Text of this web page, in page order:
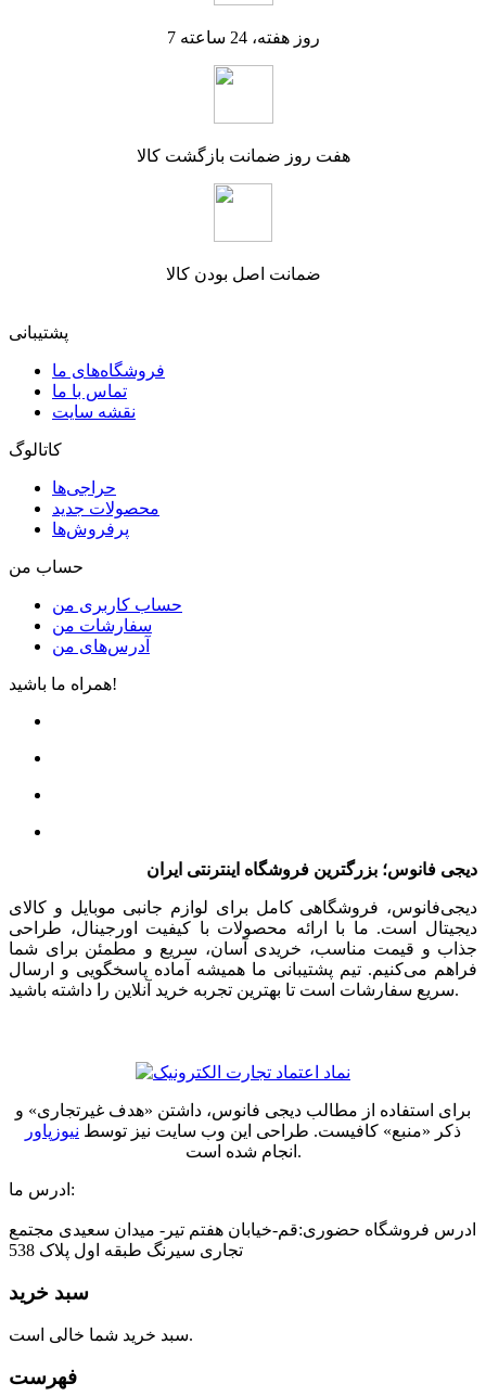
7 روز هفته، 24 ساعته
هفت روز ضمانت بازگشت کالا
ضمانت اصل بودن کالا
پشتیبانی
فروشگاه‌های ما
تماس با ما
نقشه سایت
کاتالوگ
حراجی‌ها
محصولات جدید
پرفروش‌ها
حساب من
حساب کاربری من
سفارشات من
آدرس‌های من
همراه ما باشید!
دیجی فانوس؛ بزرگترین فروشگاه اینترنتی ایران
دیجی‌فانوس، فروشگاهی کامل برای لوازم جانبی موبایل و کالای
دیجیتال است. ما با ارائه محصولات با کیفیت اورجینال، طراحی
جذاب و قیمت مناسب، خریدی آسان، سریع و مطمئن برای شما
فراهم می‌کنیم. تیم پشتیبانی ما همیشه آماده پاسخگویی و ارسال
سریع سفارشات است تا بهترین تجربه خرید آنلاین را داشته باشید.
برای استفاده از مطالب دیجی فانوس، داشتن «هدف غیرتجاری» و
ذکر «منبع» کافیست. طراحی این وب سایت نیز توسط نیوزپاور
انجام شده است.
ادرس ما:
ادرس فروشگاه حضوری:قم-خیابان هفتم تیر- میدان سعیدی مجتمع
تجاری سیرنگ طبقه اول پلاک 538
سبد خرید
سبد خرید شما خالی است.
فهرست